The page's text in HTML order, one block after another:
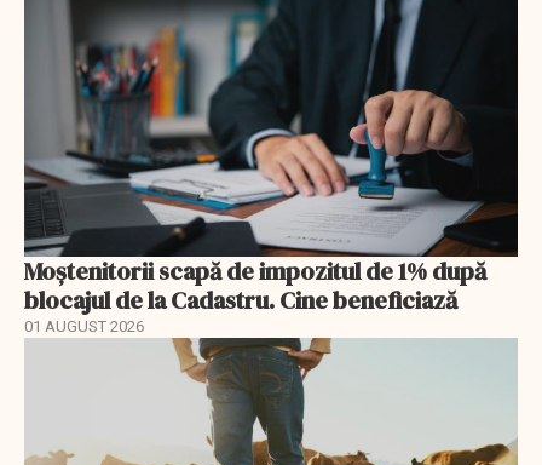
Moștenitorii scapă de impozitul de 1% după
blocajul de la Cadastru. Cine beneficiază
01 AUGUST 2026